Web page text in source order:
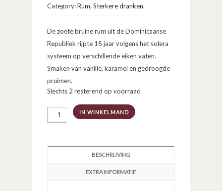
Category:Rum, Sterkere dranken.
De zoete bruine rum uit de Dominicaanse
Republiek rijpte 15 jaar volgens het solera
systeem op verschillende eiken vaten.
Smaken van vanille, karamel en gedroogde
pruimen.
Slechts 2 resterend op voorraad
Matusalem
Gran
IN WINKELMAND
BESCHRIJVING
EXTRA INFORMATIE